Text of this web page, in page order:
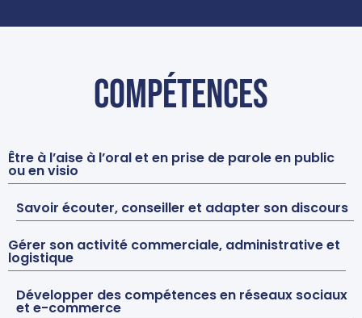
Compétences
Être à l’aise à l’oral et en prise de parole en public
ou en visio
Savoir écouter, conseiller et adapter son discours
Gérer son activité commerciale, administrative et
logistique
Développer des compétences en réseaux sociaux
et e-commerce